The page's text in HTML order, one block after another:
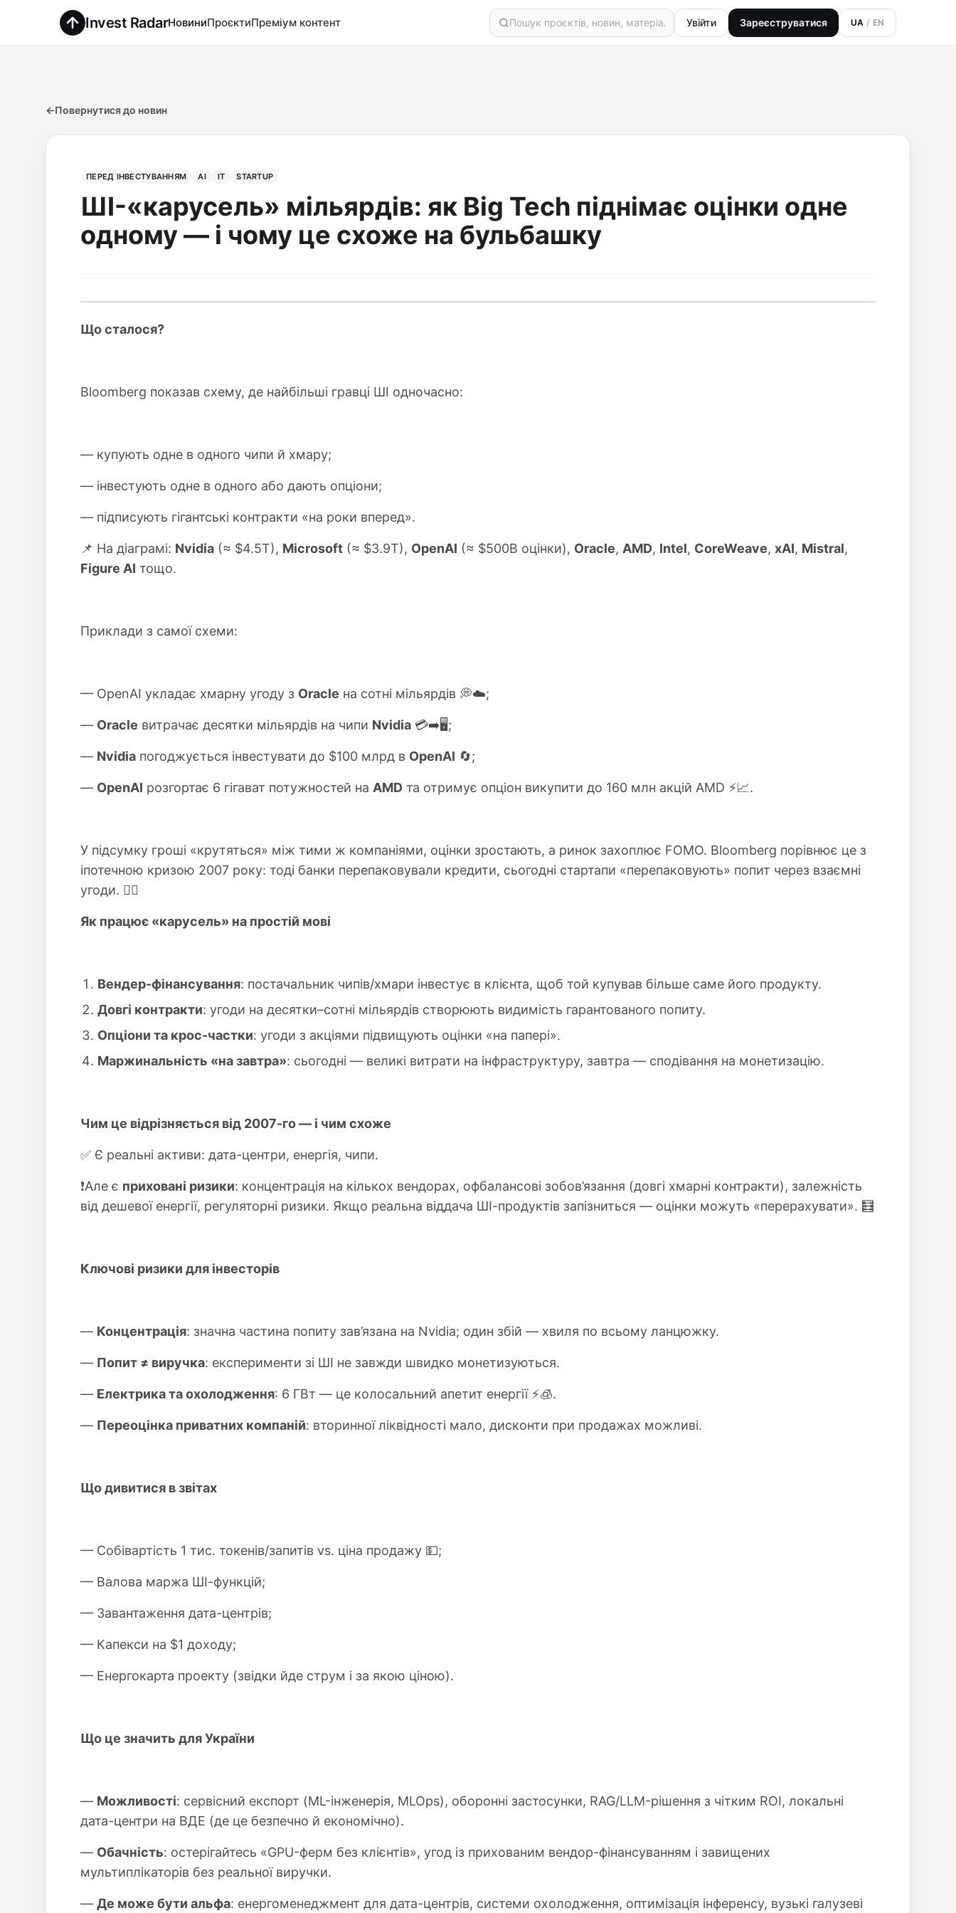
Invest RadarНовиниПроєктиПреміум контент Увійти Зареєструватися UA / EN
←Повернутися до новин
ПЕРЕД ІНВЕСТУВАННЯМ AI IT STARTUP
ШІ-«карусель» мільярдів: як Big Tech піднімає оцінки одне
одному — і чому це схоже на бульбашку
Що сталося?
Bloomberg показав схему, де найбільші гравці ШІ одночасно:
— купують одне в одного чипи й хмару;
— інвестують одне в одного або дають опціони;
— підписують гігантські контракти «на роки вперед».
📌 На діаграмі: Nvidia (≈ $4.5T), Microsoft (≈ $3.9T), OpenAI (≈ $500B оцінки), Oracle, AMD, Intel, CoreWeave, xAI, Mistral,
Figure AI тощо.
Приклади з самої схеми:
— OpenAI укладає хмарну угоду з Oracle на сотні мільярдів 💭☁️;
— Oracle витрачає десятки мільярдів на чипи Nvidia 💳➡️🖥;
— Nvidia погоджується інвестувати до $100 млрд в OpenAI 🔄;
— OpenAI розгортає 6 гігават потужностей на AMD та отримує опціон викупити до 160 млн акцій AMD ⚡️📈.
У підсумку гроші «крутяться» між тими ж компаніями, оцінки зростають, а ринок захоплює FOMO. Bloomberg порівнює це з
іпотечною кризою 2007 року: тоді банки перепаковували кредити, сьогодні стартапи «перепаковують» попит через взаємні
угоди. 🤹‍♂️
Як працює «карусель» на простій мові
Вендер-фінансування: постачальник чипів/хмари інвестує в клієнта, щоб той купував більше саме його продукту.
Довгі контракти: угоди на десятки–сотні мільярдів створюють видимість гарантованого попиту.
Опціони та крос-частки: угоди з акціями підвищують оцінки «на папері».
Маржинальність «на завтра»: сьогодні — великі витрати на інфраструктуру, завтра — сподівання на монетизацію.
Чим це відрізняється від 2007-го — і чим схоже
✅ Є реальні активи: дата-центри, енергія, чипи.
❗️Але є приховані ризики: концентрація на кількох вендорах, офбалансові зобов’язання (довгі хмарні контракти), залежність
від дешевої енергії, регуляторні ризики. Якщо реальна віддача ШІ-продуктів запізниться — оцінки можуть «перерахувати». 🧮
Ключові ризики для інвесторів
— Концентрація: значна частина попиту зав’язана на Nvidia; один збій — хвиля по всьому ланцюжку.
— Попит ≠ виручка: експерименти зі ШІ не завжди швидко монетизуються.
— Електрика та охолодження: 6 ГВт — це колосальний апетит енергії ⚡️🧊.
— Переоцінка приватних компаній: вторинної ліквідності мало, дисконти при продажах можливі.
Що дивитися в звітах
— Собівартість 1 тис. токенів/запитів vs. ціна продажу 💵;
— Валова маржа ШІ-функцій;
— Завантаження дата-центрів;
— Капекси на $1 доходу;
— Енергокарта проекту (звідки йде струм і за якою ціною).
Що це значить для України
— Можливості: сервісний експорт (ML-інженерія, MLOps), оборонні застосунки, RAG/LLM-рішення з чітким ROI, локальні
дата-центри на ВДЕ (де це безпечно й економічно).
— Обачність: остерігайтесь «GPU-ферм без клієнтів», угод із прихованим вендор-фінансуванням і завищених
мультиплікаторів без реальної виручки.
— Де може бути альфа: енергоменеджмент для дата-центрів, системи охолодження, оптимізація інференсу, вузькі галузеві